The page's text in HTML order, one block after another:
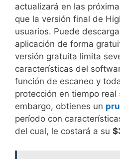
actualizará en las
que la versión final de
usuarios. Puede
aplicación de forma
versión gratuita limita
características del
función de escaneo y
protección en tiempo real
embargo, obtienes un
período con
del cual, le costará a su